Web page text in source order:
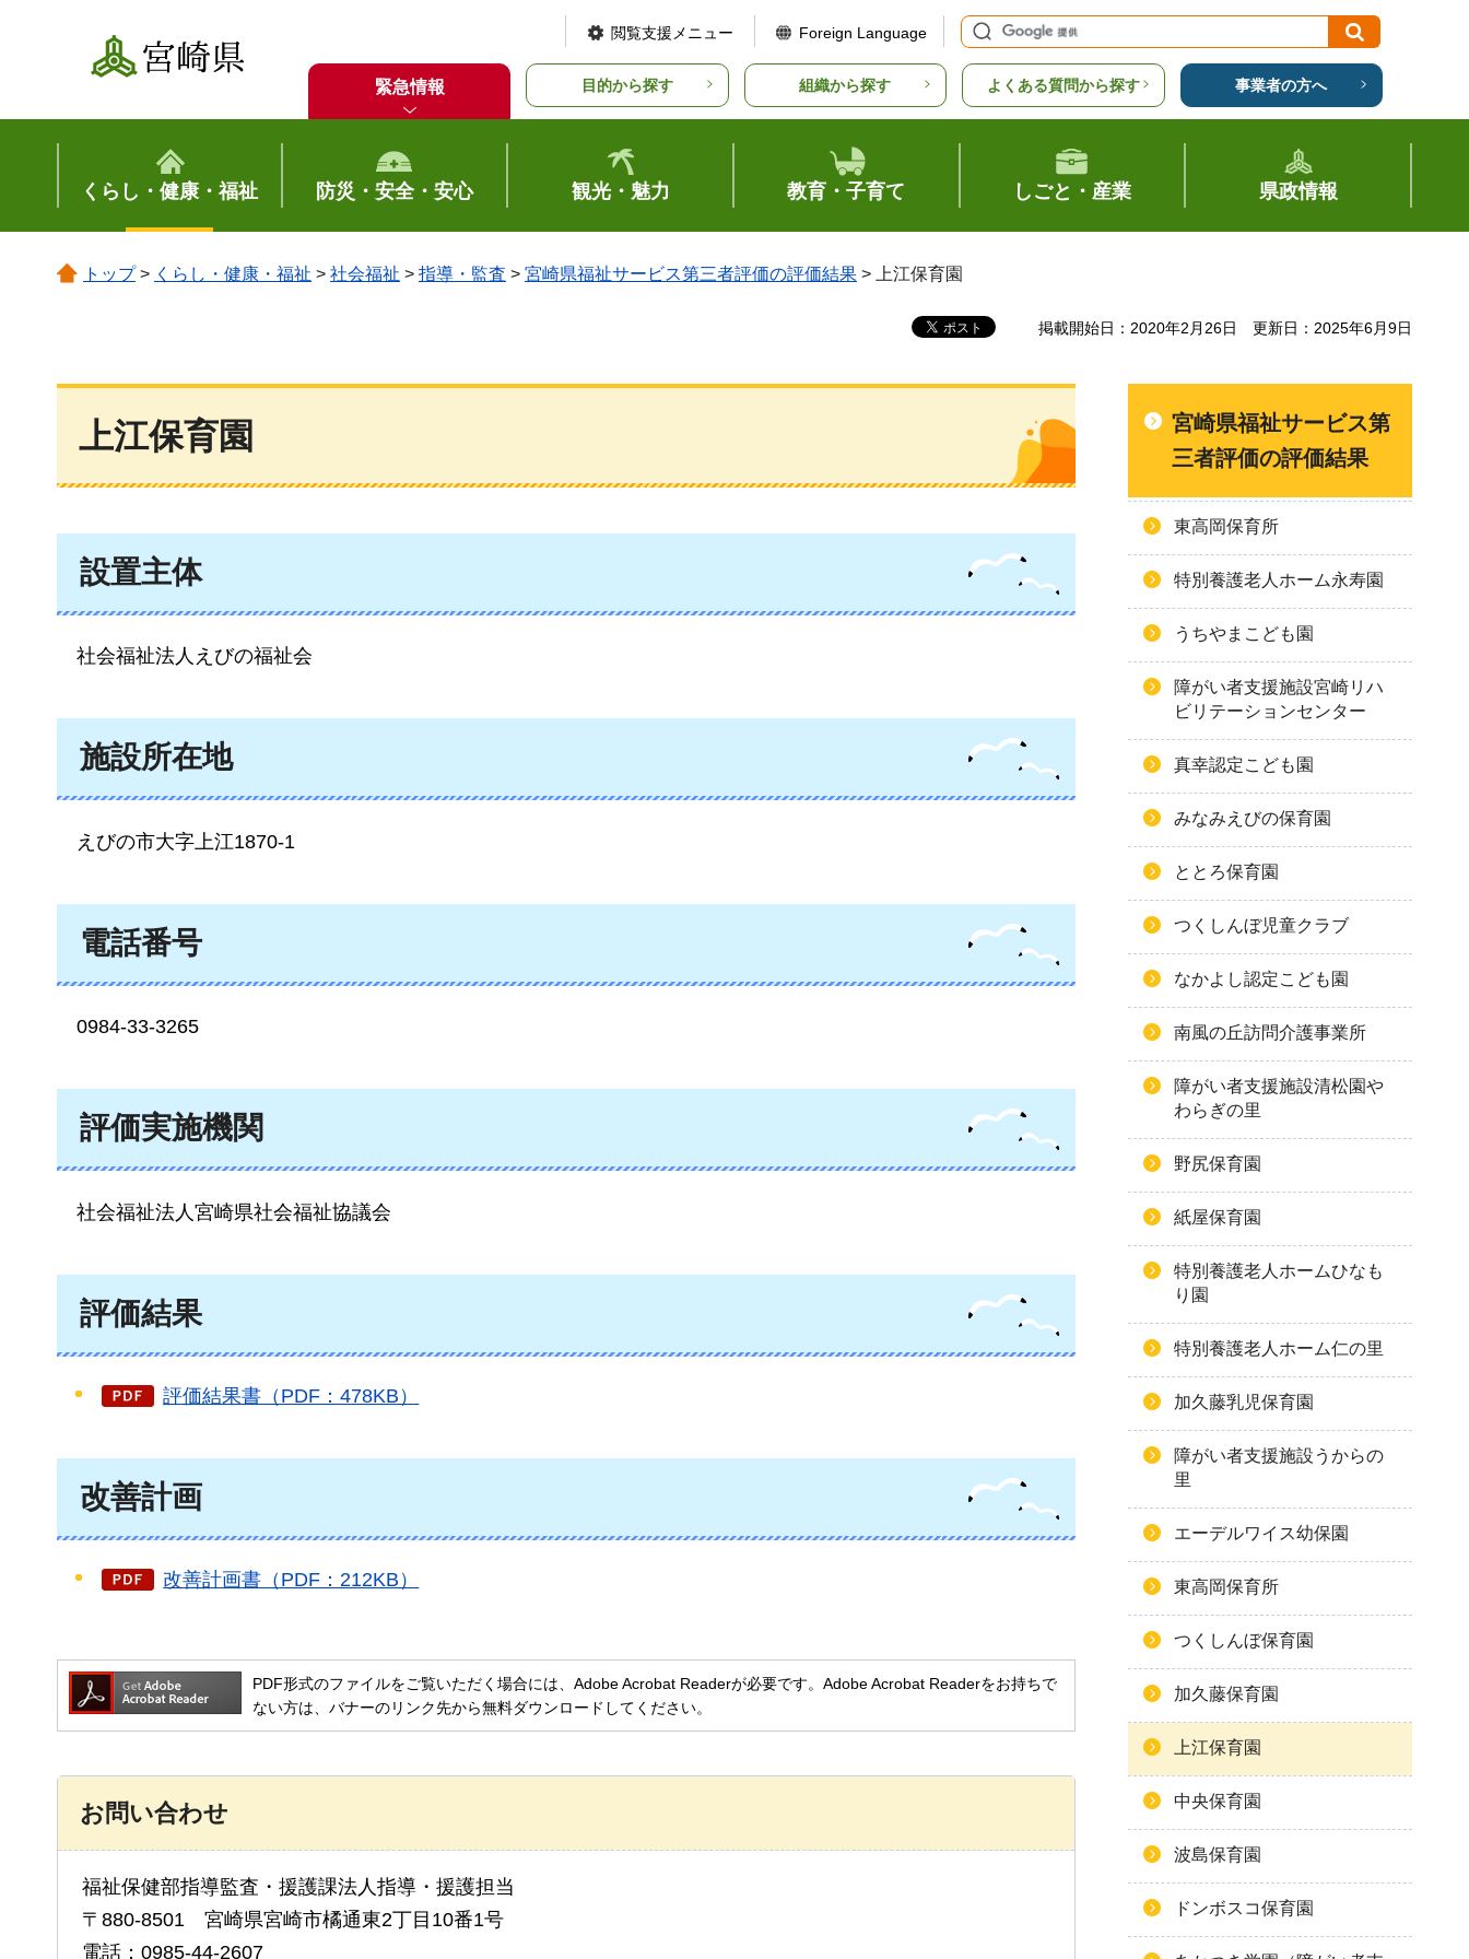
宮崎県
閲覧支援メニュー Foreign Language
緊急情報 目的から探す 組織から探す よくある質問から探す 事業者の方へ
くらし・健康・福祉 防災・安全・安心 観光・魅力 教育・子育て しごと・産業 県政情報
トップ> くらし・健康・福祉 > 社会福祉 > 指導・監査 > 宮崎県福祉サービス第三者評価の評価結果 > 上江保育園
掲載開始日：2020年2月26日 更新日：2025年6月9日
上江保育園
設置主体
社会福祉法人えびの福祉会
施設所在地
えびの市大字上江1870-1
電話番号
0984-33-3265
評価実施機関
社会福祉法人宮崎県社会福祉協議会
評価結果
評価結果書（PDF：478KB）
改善計画
改善計画書（PDF：212KB）
PDF形式のファイルをご覧いただく場合には、Adobe Acrobat Readerが必要です。Adobe Acrobat Readerをお持ちで
ない方は、バナーのリンク先から無料ダウンロードしてください。
お問い合わせ
福祉保健部指導監査・援護課法人指導・援護担当
〒880-8501 宮崎県宮崎市橘通東2丁目10番1号
電話：0985-44-2607
宮崎県福祉サービス第
三者評価の評価結果
東高岡保育所
特別養護老人ホーム永寿園
うちやまこども園
障がい者支援施設宮崎リハ
ビリテーションセンター
真幸認定こども園
みなみえびの保育園
ととろ保育園
つくしんぼ児童クラブ
なかよし認定こども園
南風の丘訪問介護事業所
障がい者支援施設清松園や
わらぎの里
野尻保育園
紙屋保育園
特別養護老人ホームひなも
り園
特別養護老人ホーム仁の里
加久藤乳児保育園
障がい者支援施設うからの
里
エーデルワイス幼保園
東高岡保育所
つくしんぼ保育園
加久藤保育園
上江保育園
中央保育園
波島保育園
ドンボスコ保育園